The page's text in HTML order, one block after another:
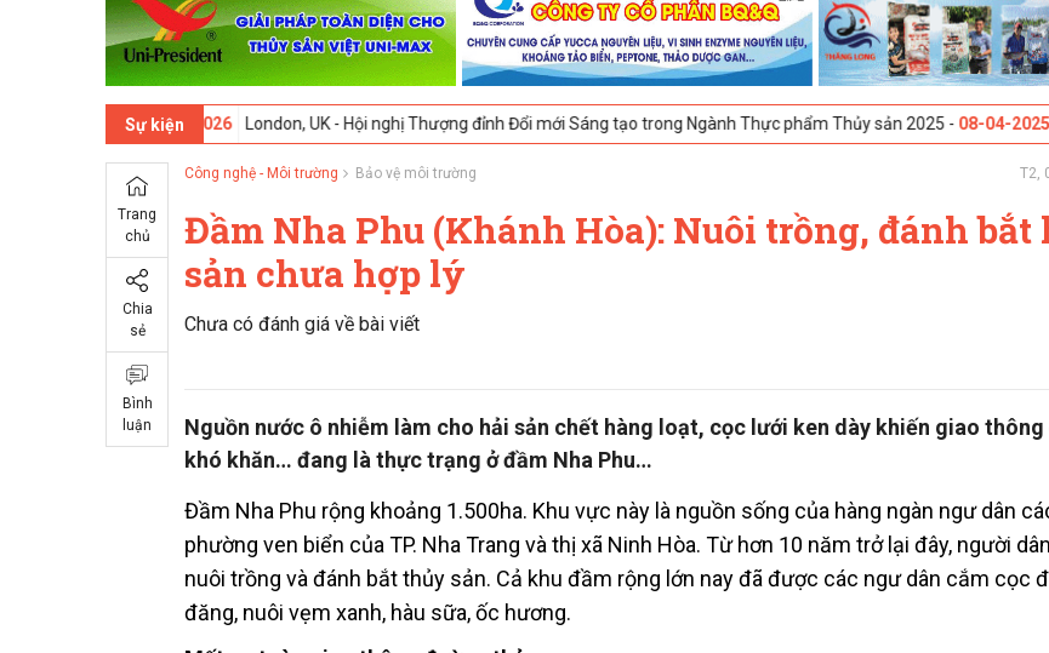
Sự kiện
London, UK - Hội nghị Thượng đỉnh Đổi mới Sáng tạo trong Ngành Thực phẩm Thủy sản 2025 -08-04-2025 Galway,
Trang
chủ
Chia
sẻ
Bình
luận
Công nghệ - Môi trường Bảo vệ môi trường T2,
Đầm Nha Phu (Khánh Hòa): Nuôi trồng, đánh bắt
sản chưa hợp lý
Chưa có đánh giá về bài viết
Nguồn nước ô nhiễm làm cho hải sản chết hàng loạt, cọc lưới ken dày khiến giao
khó khăn… đang là thực trạng ở đầm Nha Phu…
Đầm Nha Phu rộng khoảng 1.500ha. Khu vực này là nguồn sống của hàng ngàn ngư dân
phường ven biển của TP. Nha Trang và thị xã Ninh Hòa. Từ hơn 10 năm trở lại đây, người
nuôi trồng và đánh bắt thủy sản. Cả khu đầm rộng lớn nay đã được các ngư dân cắm cọc
đăng, nuôi vẹm xanh, hàu sữa, ốc hương.